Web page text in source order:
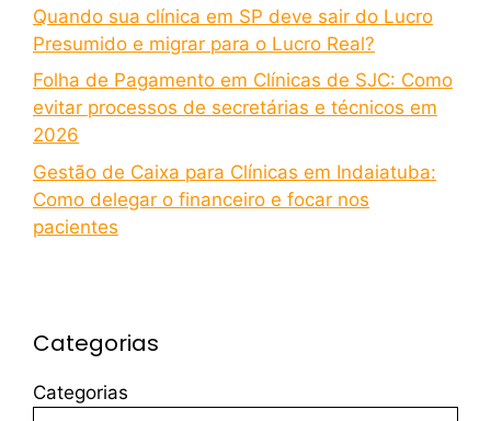
Quando sua clínica em SP deve sair do Lucro
Presumido e migrar para o Lucro Real?
Folha de Pagamento em Clínicas de SJC: Como
evitar processos de secretárias e técnicos em
2026
Gestão de Caixa para Clínicas em Indaiatuba:
Como delegar o financeiro e focar nos
pacientes
Categorias
Categorias